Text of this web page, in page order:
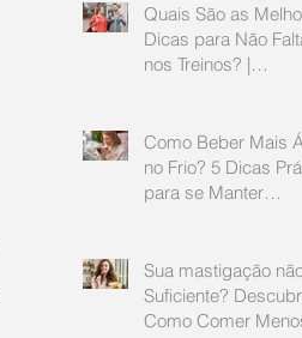
Quais São as
Dicas para Não
nos Treinos? |
Campo
Como Beber Mais
no Frio? 5 Dicas
para se Manter
Sua mastigação
Suficiente?
Como Comer